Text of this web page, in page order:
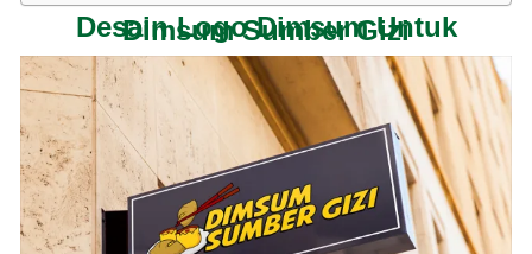
Desain Logo Dimsum Untuk
Dimsum Sumber Gizi